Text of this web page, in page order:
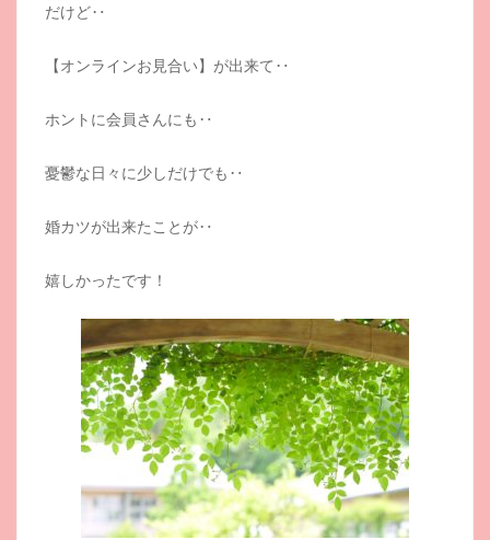
だけど‥
【オンラインお見合い】が出来て‥
ホントに会員さんにも‥
憂鬱な日々に少しだけでも‥
婚カツが出来たことが‥
嬉しかったです！